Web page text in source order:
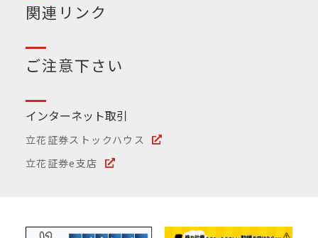
関連リンク
ご注意下さい
インターネット取引
立花証券ストックハウス
立花証券e支店